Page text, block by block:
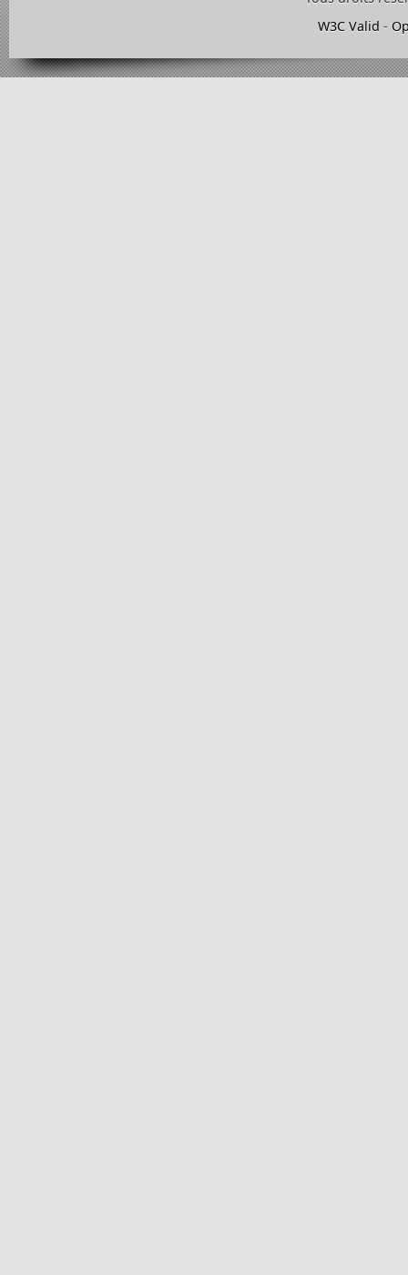
W3C Valid -